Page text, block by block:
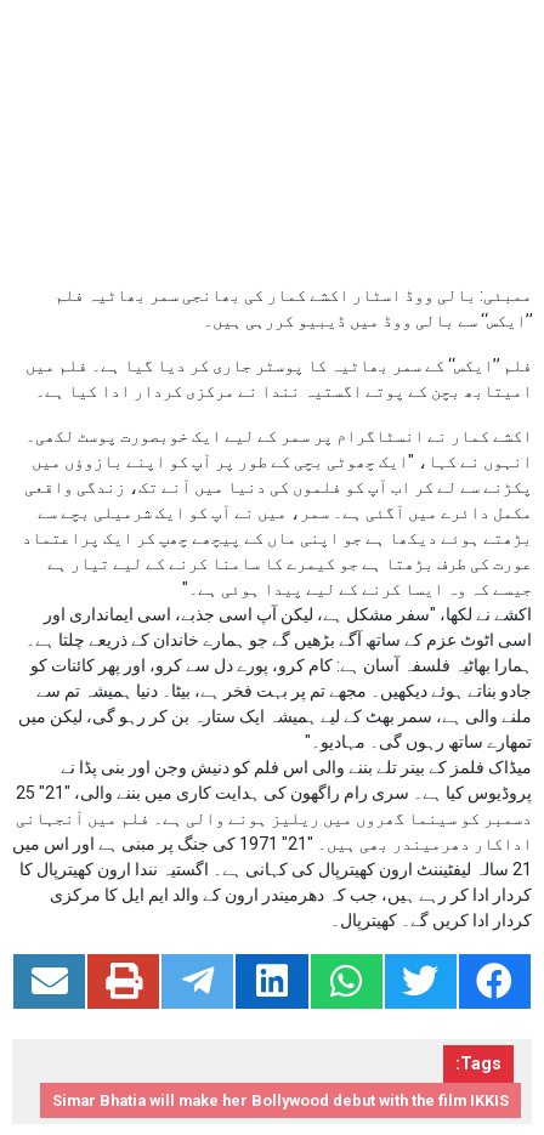
ممبئی: بالی ووڈ اسٹار اکشے کمار کی بھانجی سمر بھاٹیہ فلم
’’ایکس‘‘ سے بالی ووڈ میں ڈیبیو کررہی ہیں۔
فلم ’’ایکس‘‘ کے سمر بھاٹیہ کا پوسٹر جاری کر دیا گیا ہے۔ فلم میں
امیتابھ بچن کے پوتے اگستیہ نندا نے مرکزی کردار ادا کیا ہے۔
اکشے کمار نے انسٹاگرام پر سمر کے لیے ایک خوبصورت پوسٹ لکھی۔
انہوں نے کہا، "ایک چھوٹی بچی کے طور پر آپ کو اپنے بازوؤں میں
پکڑنے سے لے کر اب آپ کو فلموں کی دنیا میں آنے تک، زندگی واقعی
مکمل دائرے میں آگئی ہے۔ سمر، میں نے آپ کو ایک شرمیلی بچے سے
بڑھتے ہوئے دیکھا ہے جو اپنی ماں کے پیچھے چھپ کر ایک پراعتماد
عورت کی طرف بڑھتا ہے جو کیمرے کا سامنا کرنے کے لیے تیار ہے
جیسے کہ وہ ایسا کرنے کے لیے پیدا ہوئی ہے۔"
اکشے نے لکھا، "سفر مشکل ہے، لیکن آپ اسی جذبے، اسی ایمانداری اور
اسی اٹوٹ عزم کے ساتھ آگے بڑھیں گے جو ہمارے خاندان کے ذریعے چلتا ہے۔
ہمارا بھاٹیہ فلسفہ آسان ہے: کام کرو، پورے دل سے کرو، اور پھر کائنات کو
جادو بناتے ہوئے دیکھیں۔ مجھے تم پر بہت فخر ہے، بیٹا۔ دنیا ہمیشہ تم سے
ملنے والی ہے، سمر بھٹ کے لیے ہمیشہ ایک ستارہ بن کر رہو گی، لیکن میں
تمھارے ساتھ رہوں گی۔ مہادیو۔"
میڈاک فلمز کے بینر تلے بننے والی اس فلم کو دنیش وجن اور بنی پڈا نے
پروڈیوس کیا ہے۔ سری رام راگھون کی ہدایت کاری میں بننے والی، "21" 25
دسمبر کو سینما گھروں میں ریلیز ہونے والی ہے۔ فلم میں آنجہانی
اداکار دھرمیندر بھی ہیں۔ "21" 1971 کی جنگ پر مبنی ہے اور اس میں
21 سالہ لیفٹیننٹ ارون کھیترپال کی کہانی ہے۔ اگستیہ نندا ارون کھیترپال کا
کردار ادا کر رہے ہیں، جب کہ دھرمیندر ارون کے والد ایم ایل کا مرکزی
کردار ادا کریں گے۔ کھیترپال۔
Tags:
Simar Bhatia will make her Bollywood debut with the film IKKIS